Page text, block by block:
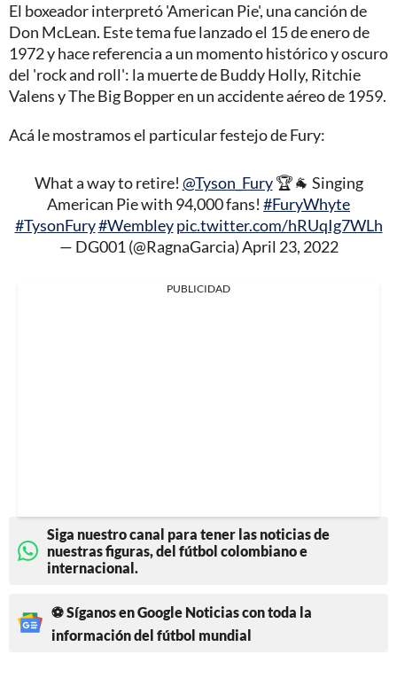
El boxeador interpretó 'American Pie', una canción de
Don McLean. Este tema fue lanzado el 15 de enero de
1972 y hace referencia a un momento histórico y oscuro
del 'rock and roll': la muerte de Buddy Holly, Ritchie
Valens y The Big Bopper en un accidente aéreo de 1959.
Acá le mostramos el particular festejo de Fury:
What a way to retire! @Tyson_Fury🏆🐐 Singing
American Pie with 94,000 fans! #FuryWhyte
#TysonFury#Wembley pic.twitter.com/hRUqIg7WLh
— DG001 (@RagnaGarcia)April 23, 2022
PUBLICIDAD
Siga nuestro canal para tener las noticias de
nuestras figuras, del fútbol colombiano e
internacional.
⚽ Síganos en Google Noticias con toda la
información del fútbol mundial